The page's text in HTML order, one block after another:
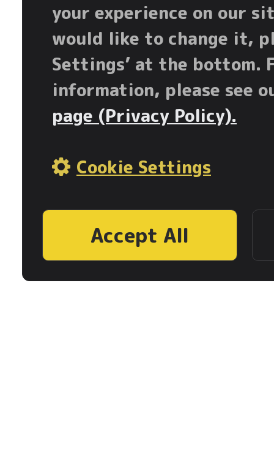
your experience on our
would like to change it,
Settings’ at the bottom.
information, please see
page (Privacy Policy).
Cookie Settings
Accept All